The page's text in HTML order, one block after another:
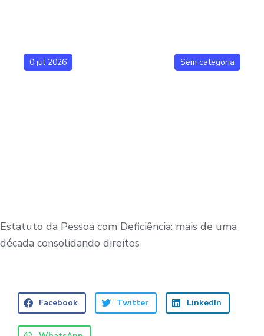
0 jul 2026 Sem categoria
Estatuto da Pessoa com Deficiência: mais de uma
década consolidando direitos
Facebook Twitter LinkedIn